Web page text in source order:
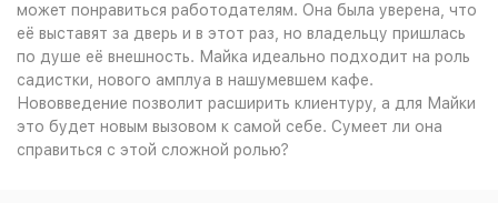
может понравиться работодателям. Она была уверена, что
её выставят за дверь и в этот раз, но владельцу пришлась
по душе её внешность. Майка идеально подходит на роль
садистки, нового амплуа в нашумевшем кафе.
Нововведение позволит расширить клиентуру, а для Майки
это будет новым вызовом к самой себе. Сумеет ли она
справиться с этой сложной ролью?